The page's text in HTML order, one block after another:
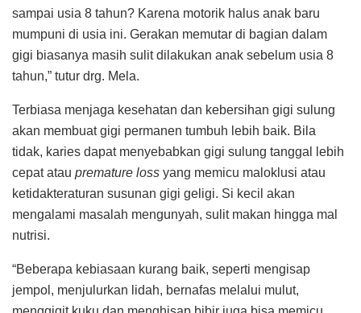
sampai usia 8 tahun? Karena motorik halus anak baru
mumpuni di usia ini. Gerakan memutar di bagian dalam
gigi biasanya masih sulit dilakukan anak sebelum usia 8
tahun,” tutur drg. Mela.
Terbiasa menjaga kesehatan dan kebersihan gigi sulung
akan membuat gigi permanen tumbuh lebih baik. Bila
tidak, karies dapat menyebabkan gigi sulung tanggal lebih
cepat atau premature loss yang memicu maloklusi atau
ketidakteraturan susunan gigi geligi. Si kecil akan
mengalami masalah mengunyah, sulit makan hingga mal
nutrisi.
“Beberapa kebiasaan kurang baik, seperti mengisap
jempol, menjulurkan lidah, bernafas melalui mulut,